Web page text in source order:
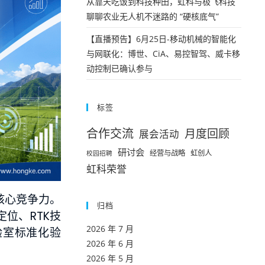
竞争力。
、RTK技
标准化验
聊聊农业无人机不迷路的 “硬核底气”
【直播预告】6月25日-移动机械的智能化
与网联化：博世、CiA、易控智驾、威卡移
动控制已确认参与
标签
合作交流 展会活动 月度回顾
校园招聘 研讨会 经营与战略 虹创人
虹科荣誉
归档
2026 年 7 月
2026 年 6 月
2026 年 5 月